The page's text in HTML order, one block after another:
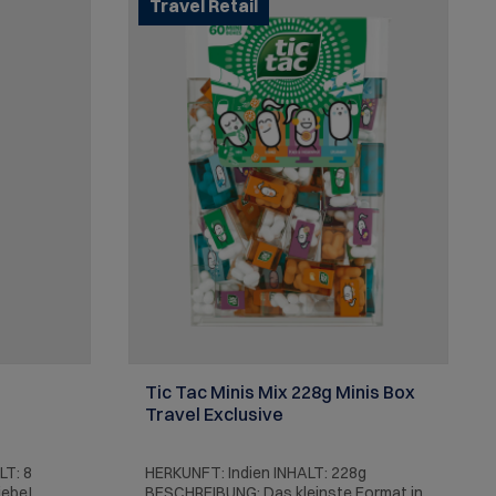
geliefert, die nicht nur das edle Design
unterstreicht, sondern auch ideal zum
Verschenken ist. Ob für passionierte
Hobbyköche oder als besonderes
Mitbringsel – dieses Olivenöl macht in
jeder Küche eine gute Figur.
Nährwertinformation je 100
ml: Brennwert: 3400 kj / 813 kcal Fett:
92,0 g Davon gesättigte Fettsäuren:
12,7 g Einfach ungesättigte Fettsäuren:
67,3 g Mehrfach ungesättigte
Fettsäuren: 8,0 g Kohlenhydrate: 0 g
Davon Zucker: 0 g Eiweiß: 0 g
Ballaststoffe: 0 g Salz: 0 g Erste
Güteklasse – direkt aus Oliven
ausschließlich mit mechanischen
8
Travel Retail
Tic Tac Minis Mix 228g Minis Box
Travel Exclusive
HERKUNFT: Indien INHALT: 228g